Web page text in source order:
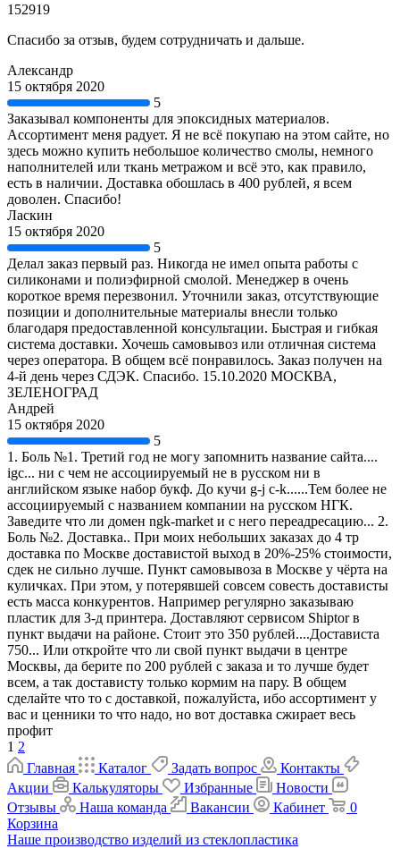
152919
Спасибо за отзыв, будем сотрудничать и дальше.
Александр
15 октября 2020
5
Заказывал компоненты для эпоксидных материалов.
Ассортимент меня радует. Я не всё покупаю на этом сайте, но
здесь можно купить небольшое количество смолы, немного
наполнителей или ткань метражом и всё это, как правило,
есть в наличии. Доставка обошлась в 400 рублей, я всем
доволен. Спасибо!
Ласкин
15 октября 2020
5
Делал заказ первый раз. Никогда не имел опыта работы с
силиконами и полиэфирной смолой. Менеджер в очень
короткое время перезвонил. Уточнили заказ, отсутствующие
позиции и дополнительные материалы внесли только
благодаря предоставленной консультации. Быстрая и гибкая
система доставки. Хочешь самовывоз или отличная система
через оператора. В общем всё понравилось. Заказ получен на
4-й день через СДЭК. Спасибо. 15.10.2020 МОСКВА,
ЗЕЛЕНОГРАД
Андрей
15 октября 2020
5
1. Боль №1. Третий год не могу запомнить название сайта....
igc... ни с чем не ассоциируемый не в русском ни в
английском языке набор букф. До кучи g-j c-k......Тем более не
ассоциируемый с названием компании на русском НГК.
Заведите что ли домен ngk-market и с него переадресацию... 2.
Боль №2. Доставка.. При моих небольших заказах до 4 тр
доставка по Москве доставистой выход в 20%-25% стоимости,
сдек не сильно лучше. Пункт самовывоза в Москве у чёрта на
куличках. При этом, у потерявшей совсем совесть достависты
есть масса конкурентов. Например регулярно заказываю
пластик для 3-д принтера. Доставляют сервисом Shiptor в
пункт выдачи на районе. Стоит это 350 рублей....Достависта
750... Или откройте что ли свой пункт выдачи в центре
Москвы, да берите по 200 рублей с заказа и то лучше будет
всем, а так достависту только кормим на пару. В общем
сделайте что то с доставкой, пожалуйста, ибо ассортимент у
вас и ценники то что надо, но вот доставка сжирает весь
профит
1 2
Главная
Каталог Задать вопрос
Контакты
Акции
Калькуляторы Избранные
Новости
Отзывы
Наша команда Вакансии Кабинет
0
Корзина
Наше производство изделий из стеклопластика